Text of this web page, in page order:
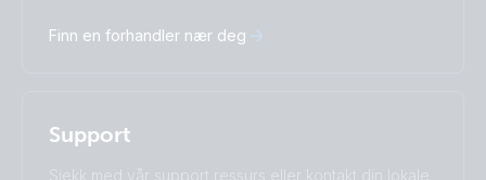
Italiano
Magyar
Suomalainen
Subscribe
Finn en forhandler nær deg
Support
Sjekk med vår support ressurs eller kontakt din lokale